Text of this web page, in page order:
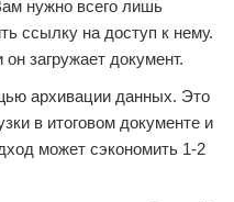
нужно всего лишь
ссылку на доступ к нему.
загружает документ.
архивации данных. Это
в итоговом документе и
может сэкономить 1-2